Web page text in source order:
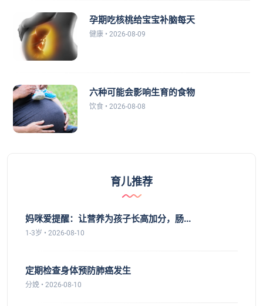
孕期吃核桃给宝宝补脑每天
健康 • 2026-08-09
六种可能会影响生育的食物
饮食 • 2026-08-08
育儿推荐
妈咪爱提醒：让营养为孩子长高加分，肠...
1-3岁 • 2026-08-10
定期检查身体预防肺癌发生
分娩 • 2026-08-10